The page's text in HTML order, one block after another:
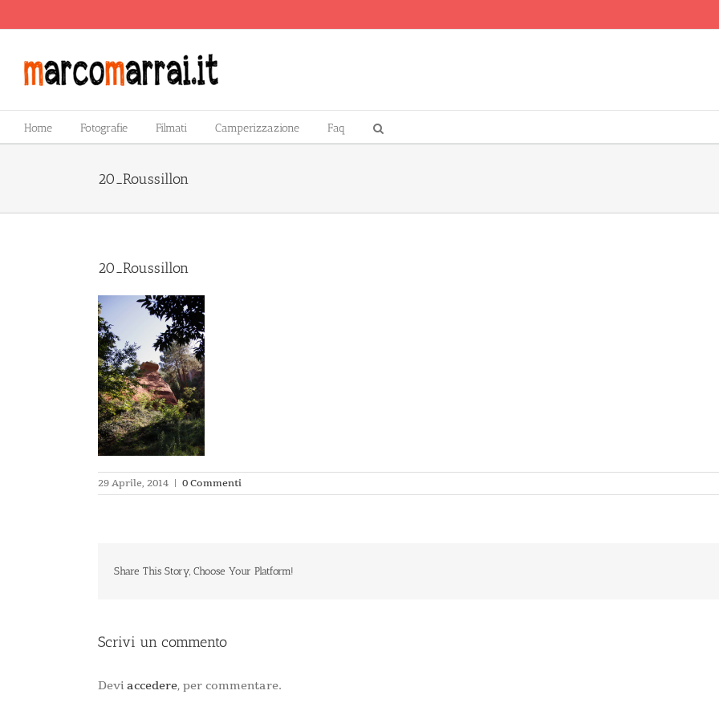
Home Fotografie Filmati Camperizzazione Faq
20_Roussillon
20_Roussillon
29 Aprile, 2014 | 0 Commenti
Share This Story, Choose Your Platform!
Scrivi un commento
Devi accedere, per commentare.